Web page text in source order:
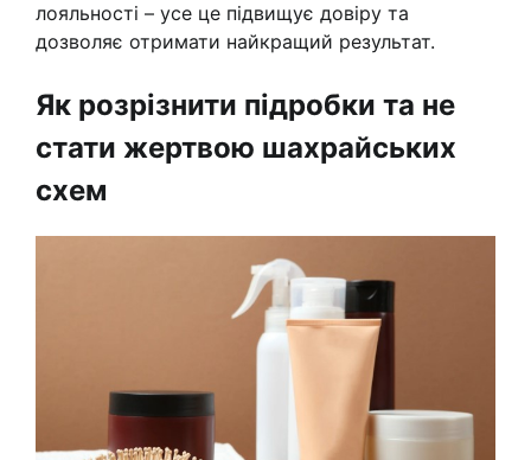
лояльності – усе це підвищує довіру та
дозволяє отримати найкращий результат.
Як розрізнити підробки та не
стати жертвою шахрайських
схем